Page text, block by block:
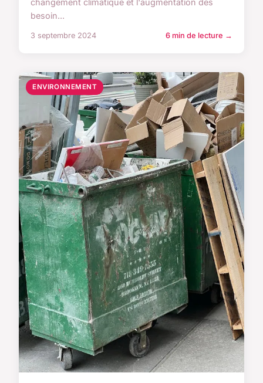
changement climatique et l'augmentation des
besoin...
3 septembre 2024 6 min de lecture →
ENVIRONNEMENT